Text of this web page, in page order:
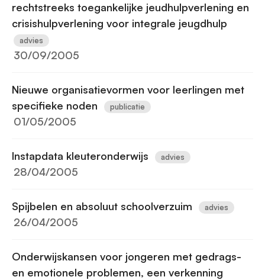
rechtstreeks toegankelijke jeudhulpverlening en
crisishulpverlening voor integrale jeugdhulp
advies
30/09/2005
Nieuwe organisatievormen voor leerlingen met
specifieke noden
publicatie
01/05/2005
Instapdata kleuteronderwijs advies
28/04/2005
Spijbelen en absoluut schoolverzuim advies
26/04/2005
Onderwijskansen voor jongeren met gedrags-
en emotionele problemen, een verkenning